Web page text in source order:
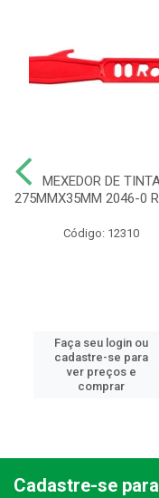
MEXEDOR DE
275MMX35MM 2046-0
Código: 12310
Faça seu login ou
cadastre-se para
ver preços e
comprar
Cadastre-se